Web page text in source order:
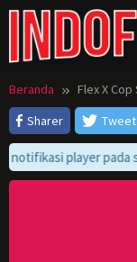
Loncat
konten
Beranda
Flex X
Sharer
Tweet
player pada